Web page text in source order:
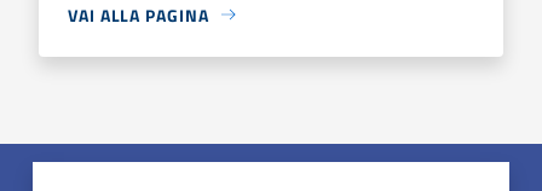
VAI ALLA PAGINA